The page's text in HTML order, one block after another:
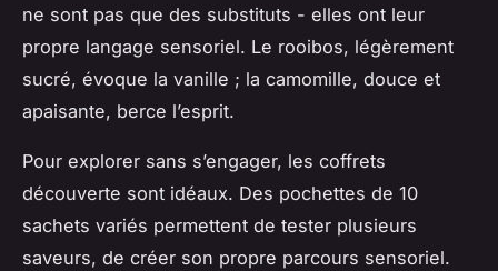
ne sont pas que des substituts - elles ont leur
propre langage sensoriel. Le rooibos, légèrement
sucré, évoque la vanille ; la camomille, douce et
apaisante, berce l’esprit.
Pour explorer sans s’engager, les coffrets
découverte sont idéaux. Des pochettes de 10
sachets variés permettent de tester plusieurs
saveurs, de créer son propre parcours sensoriel.